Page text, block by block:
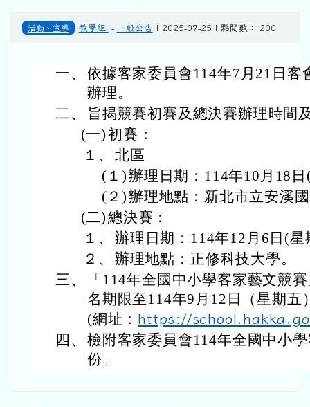
活動、宣導 教學組 - 一般公告 | 2025-07-25 | 點閱數： 200
一、 依據客家委員會114年7月21日客
辦理。
二、
旨揭競賽初賽及總決賽辦理時間
(一)初賽：
１、 北區
(１)辦理日期：114年10月18
(２)辦理地點：新北市立安溪
(二)總決賽：
１、 辦理日期：114年12月6日(星
２、 辦理地點：正修科技大學。
三、
「114年全國中小學客家藝文競
名期限至114年9月12日（星期五
(網址： https://
四、 檢附客家委員會114年全國中小
份。